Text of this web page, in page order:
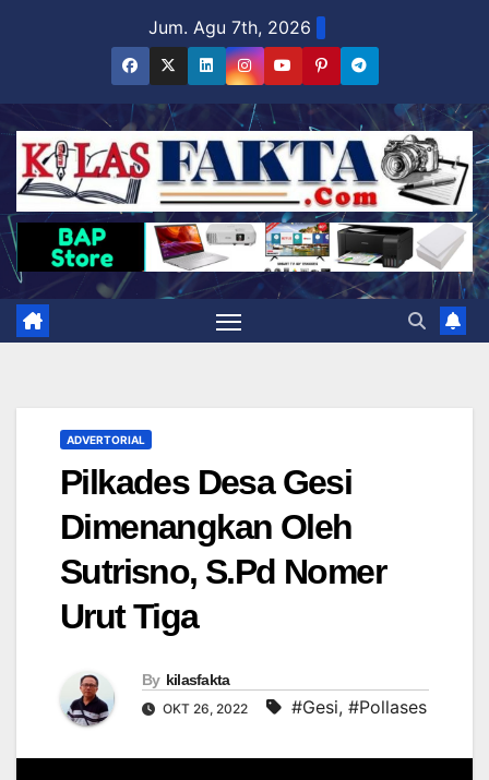
Jum. Agu 7th, 2026
ADVERTORIAL
Pilkades Desa Gesi
Dimenangkan Oleh
Sutrisno, S.Pd Nomer
Urut Tiga
By kilasfakta
OKT 26, 2022 #Gesi, #Pollases